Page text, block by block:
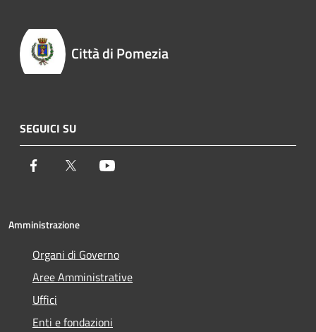
Città di Pomezia
SEGUICI SU
Facebook Twitter
Amministrazione
Organi di Governo
Aree Amministrative
Uffici
Enti e fondazioni